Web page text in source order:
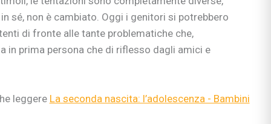
in sé, non è cambiato. Oggi i genitori si potrebbero
di fronte alle tante problematiche che,
in prima persona che di riflesso dagli amici e
leggere La seconda nascita: l’adolescenza - Bambini